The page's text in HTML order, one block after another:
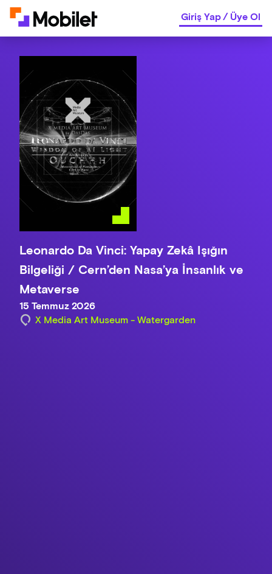
Giriş Yap/Üye Ol
Leonardo Da Vinci: Yapay Zekâ Işığın
Bilgeliği / Cern’den Nasa’ya İnsanlık ve
Metaverse
15 Temmuz 2026
X Media Art Museum - Watergarden